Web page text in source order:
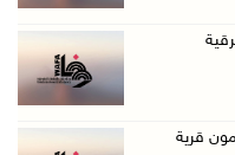
خان يونس
قرية